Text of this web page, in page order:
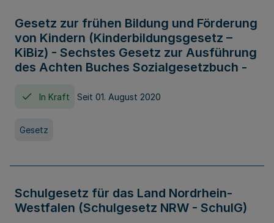
Gesetz zur frühen Bildung und Förderung
von Kindern (Kinderbildungsgesetz –
KiBiz) - Sechstes Gesetz zur Ausführung
des Achten Buches Sozialgesetzbuch -
In Kraft Seit 01. August 2020
Gesetz
Schulgesetz für das Land Nordrhein-
Westfalen (Schulgesetz NRW - SchulG)